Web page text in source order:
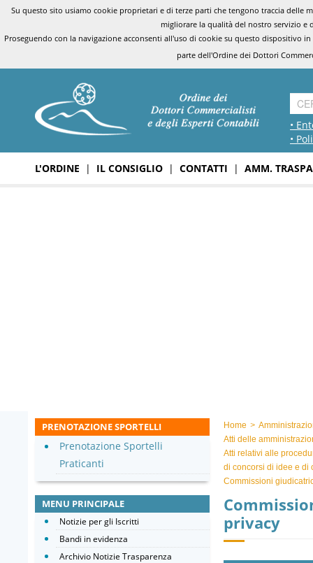
Su questo sito usiamo cookie proprietari e di terze parti che tengono traccia
migliorare la qualità del nostro servizio e
Proseguendo con la navigazione acconsenti all'uso di cookie su questo dispositivo
parte dell'Ordine dei Dottori
•
•
L'ORDINE | IL CONSIGLIO | CONTATTI | AMM.
Home >
Atti delle
Atti relativi alle
di concorsi di idee e di
Commissioni
privacy
PRENOTAZIONE SPORTELLI
Prenotazione Sportelli
Praticanti
MENU PRINCIPALE
Notizie per gli Iscritti
Bandi in evidenza
Archivio Notizie Trasparenza